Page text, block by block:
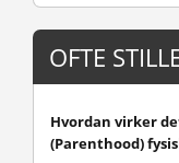
OFTE
Hvordan virker
(Parenthood)